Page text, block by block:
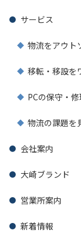
サービス
物流をアウト
移転・移設を
PCの保守・
物流の課題を
会社案内
大崎ブランド
営業所案内
新着情報